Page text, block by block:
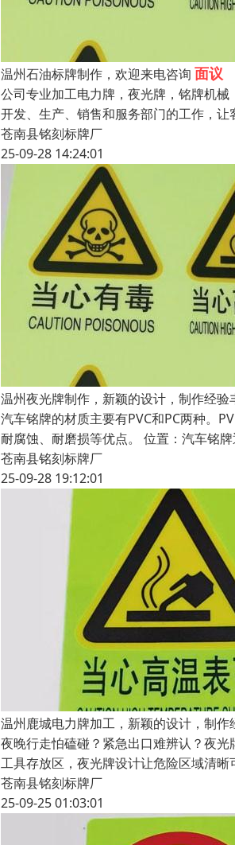
温州石油标牌制作，欢迎来电咨询 面议
公司专业加工电力牌，夜光牌，铭牌机
开发、生产、销售和服务部门的工作，
苍南县铭刻标牌厂
25-09-28 14:24:01
温州夜光牌制作，新颖的设计，制作经验
汽车铭牌的材质主要有PVC和PC两种。
耐腐蚀、耐磨损等优点。 位置：汽车铭
苍南县铭刻标牌厂
25-09-28 19:12:01
温州鹿城电力牌加工，新颖的设计，制作
夜晚行走怕磕碰？紧急出口难辨认？夜
工具存放区，夜光牌设计让危险区域清
苍南县铭刻标牌厂
25-09-25 01:03:01